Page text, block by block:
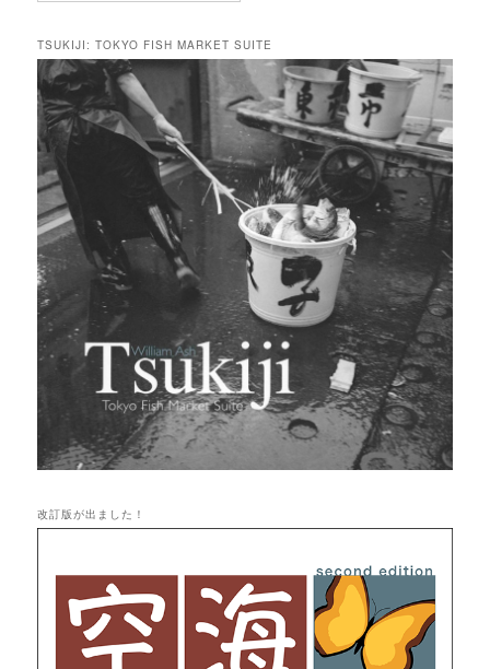
ョ
ン
TSUKIJI: TOKYO FISH MARKET SUITE
改訂版が出ました！